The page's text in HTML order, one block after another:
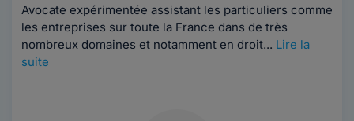
Avocate expérimentée assistant les particuliers comme
les entreprises sur toute la France dans de très
nombreux domaines et notamment en droit... Lire la
suite